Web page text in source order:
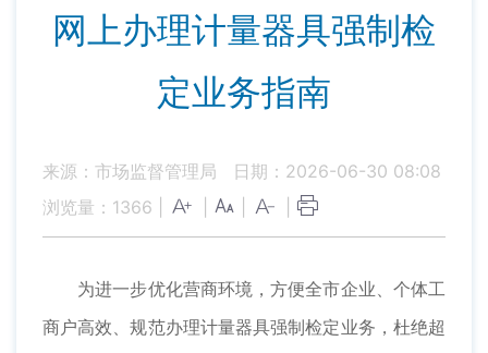
网上办理计量器具强制检
定业务指南
来源：市场监督管理局
日期：2026-06-30 08:08
浏览量： 1366
为进一步优化营商环境，方便全市企业、个体工
商户高效、规范办理计量器具强制检定业务，杜绝超